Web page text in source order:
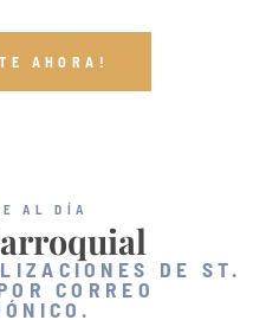
AHORA!
AL DÍA
DE ST.
CORREO